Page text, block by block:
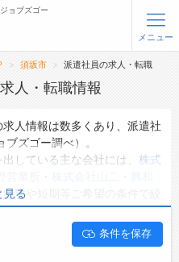
ログイン
ョブズゴー
メニュー
須坂市 派遣社員の求人・転職
人・転職情報
人情報は数多くあり、派遣社
ズゴー調べ）。
している主な会社には、 株式
経験や短期等ご希望の条件で絞
イトであるジョブズゴーでは
る求人情報を58件取り扱っ
見る
条件を保存